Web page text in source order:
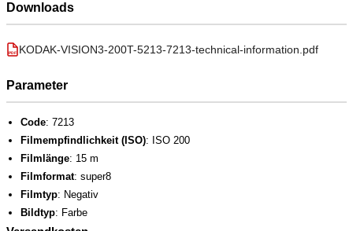
Downloads
PDF KODAK-VISION3-200T-5213-7213-technical-information.pdf
Parameter
Code: 7213
Filmempfindlichkeit (ISO): ISO 200
Filmlänge: 15 m
Filmformat: super8
Filmtyp: Negativ
Bildtyp: Farbe